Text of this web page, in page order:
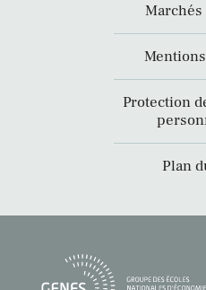
Protection
Plan